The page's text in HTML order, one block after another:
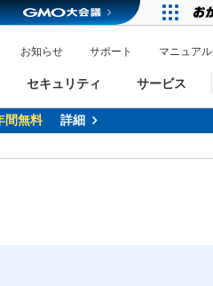
セキュリティ サービス
お知らせ サポート マニュアル
バーを含む最新の機能を使う方
バーを含む最新の機能を使う方
間無料 詳細